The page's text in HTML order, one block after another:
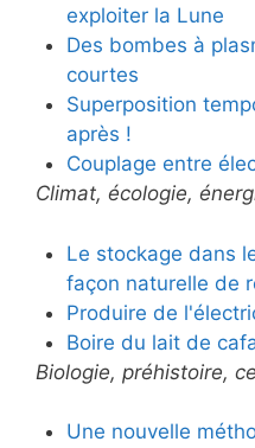
exploiter la Lune
Des bombes à
courtes
Superposition
après !
Couplage entre
Climat, écologie,
Le stockage dans
façon naturelle de
Produire de
Boire du lait de
Biologie, préhistoire,
Une nouvelle